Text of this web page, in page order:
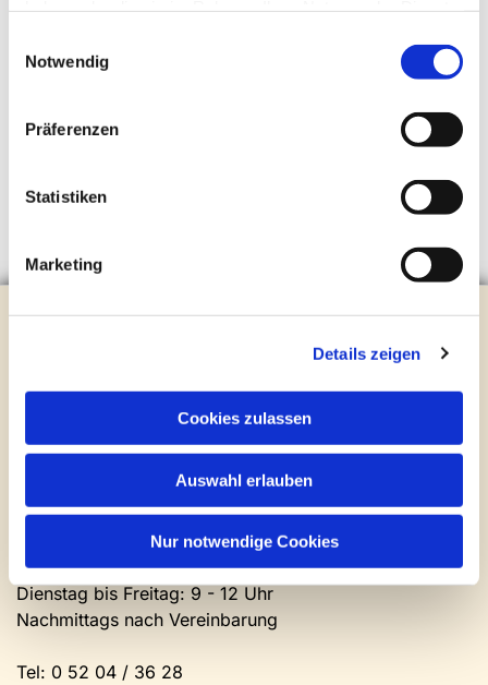
Notwendig
Präferenzen
Statistiken
Marketing
Details zeigen
Cookies zulassen
Auswahl erlauben
Nur notwendige Cookies
Evangelische Kirchengemeinde Steinhagen
Brockhagener Straße 28 | 33803 Steinhagen
Mail:gemeindeamt@kirche-steinhagen.de
Newsletter abonnieren
Kontakt und Öffnungszeiten
Gemeinde- und Friedhofsamt
Montag: geschlossen
Dienstag bis Freitag: 9 - 12 Uhr
Nachmittags nach Vereinbarung
Tel: 0 52 04 / 36 28